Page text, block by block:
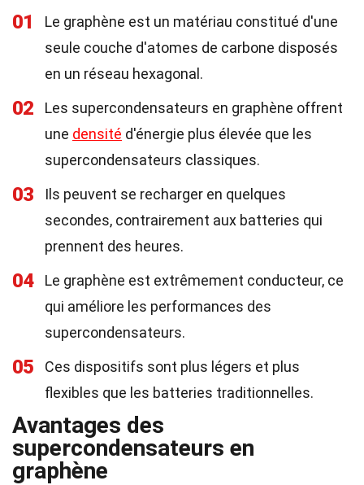
01
Le graphène est un matériau constitué d'une
seule couche d'atomes de carbone disposés
en un réseau hexagonal.
02
Les supercondensateurs en graphène offrent
une densité d'énergie plus élevée que les
supercondensateurs classiques.
03
Ils peuvent se recharger en quelques
secondes, contrairement aux batteries qui
prennent des heures.
04
Le graphène est extrêmement conducteur, ce
qui améliore les performances des
supercondensateurs.
05
Ces dispositifs sont plus légers et plus
flexibles que les batteries traditionnelles.
Avantages des
supercondensateurs en
graphène